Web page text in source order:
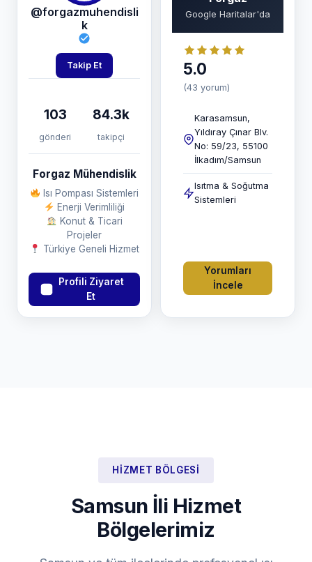
@forgazmuhendisli
k
Takip Et
103
gönderi
84.3k
takipçi
Forgaz Mühendislik
Isı Pompası Sistemleri
Enerji Verimliliği
Konut & Ticari
Projeler
Türkiye Geneli Hizmet
Profili Ziyaret
Et
Google Haritalar'da
5.0
(43 yorum)
Karasamsun,
Yıldıray Çınar Blv.
No: 59/23, 55100
İlkadım/Samsun
Isıtma & Soğutma
Sistemleri
Yorumları
İncele
HIZMET BÖLGESI
Samsun İli Hizmet
Bölgelerimiz